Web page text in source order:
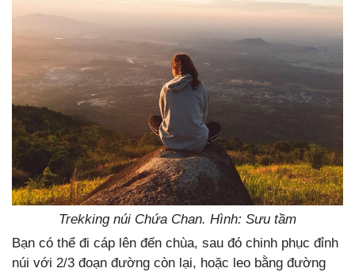
Trekking núi Chứa Chan. Hình: Sưu tầm
Bạn có thể đi cáp lên đến chùa, sau đó chinh phục đỉnh
núi với 2/3 đoạn đường còn lại, hoặc leo bằng đường